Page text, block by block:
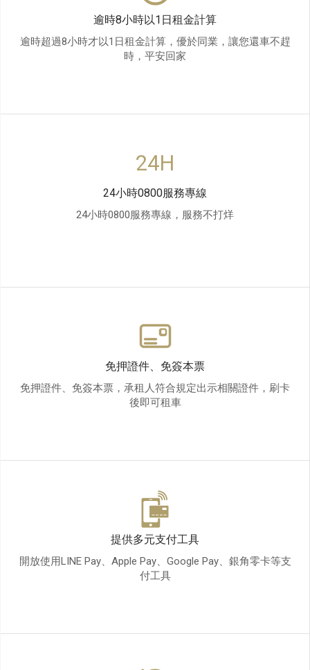
逾時8小時以1日租金計算
逾時超過8小時才以1日租金計算，優於同業，讓您還車不趕
時，平安回家
24小時0800服務專線
24小時0800服務專線，服務不打烊
免押證件、免簽本票
免押證件、免簽本票，承租人符合規定出示相關證件，刷卡
後即可租車
提供多元支付工具
開放使用LINE Pay、Apple Pay、Google Pay、銀角零卡等支
付工具